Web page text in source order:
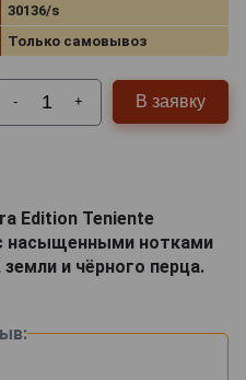
30136/s
Только самовывоз
- + В заявку
Edition Teniente
насыщенными нотками
и чёрного перца.